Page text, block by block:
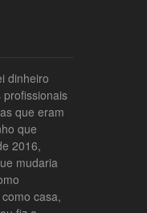
dinheiro
profissionais
que eram
que
2016,
mudaria
casa,